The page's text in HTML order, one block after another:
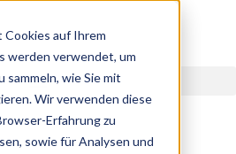
auf Ihrem
werden verwendet, um
sammeln, wie Sie mit
Wir verwenden diese
Erfahrung zu
sowie für Analysen und